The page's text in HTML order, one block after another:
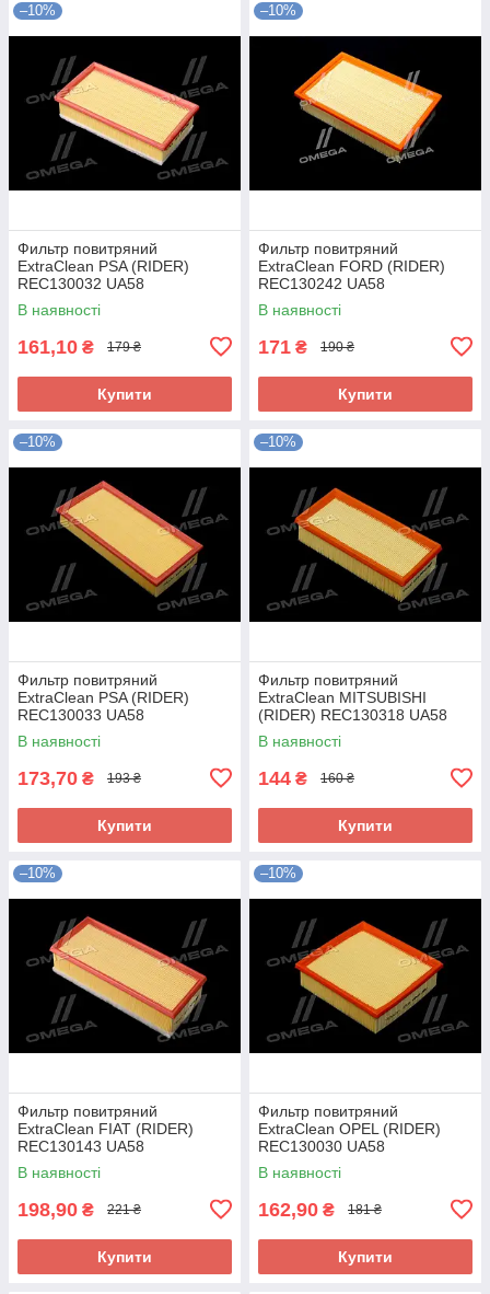
–10%
Фильтр повитряний
ExtraClean PSA (RIDER)
REC130032 UA58
В наявності
161,10 ₴ 179 ₴
Купити
–10%
Фильтр повитряний
ExtraClean FORD (RIDER)
REC130242 UA58
В наявності
171 ₴ 190 ₴
Купити
–10%
Фильтр повитряний
ExtraClean PSA (RIDER)
REC130033 UA58
В наявності
173,70 ₴ 193 ₴
Купити
–10%
Фильтр повитряний
ExtraClean MITSUBISHI
(RIDER) REC130318 UA58
В наявності
144 ₴ 160 ₴
Купити
–10%
Фильтр повитряний
ExtraClean FIAT (RIDER)
REC130143 UA58
В наявності
198,90 ₴ 221 ₴
Купити
–10%
Фильтр повитряний
ExtraClean OPEL (RIDER)
REC130030 UA58
В наявності
162,90 ₴ 181 ₴
Купити